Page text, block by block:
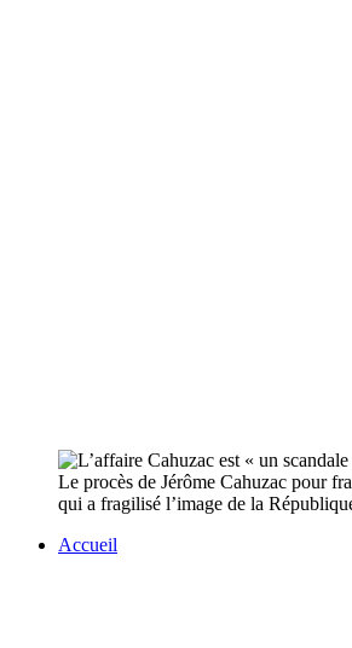
Le procès de Jérôme Cahuzac pour
qui a fragilisé l’image de la
Accueil